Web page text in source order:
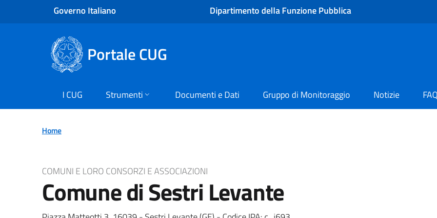
Governo Italiano Dipartimento della Funzione Pubblica
Portale CUG
I CUG Strumenti Documenti e Dati Gruppo di Monitoraggio Notizie FAQ
Home
COMUNI E LORO CONSORZI E ASSOCIAZIONI
Comune di Sestri Levante